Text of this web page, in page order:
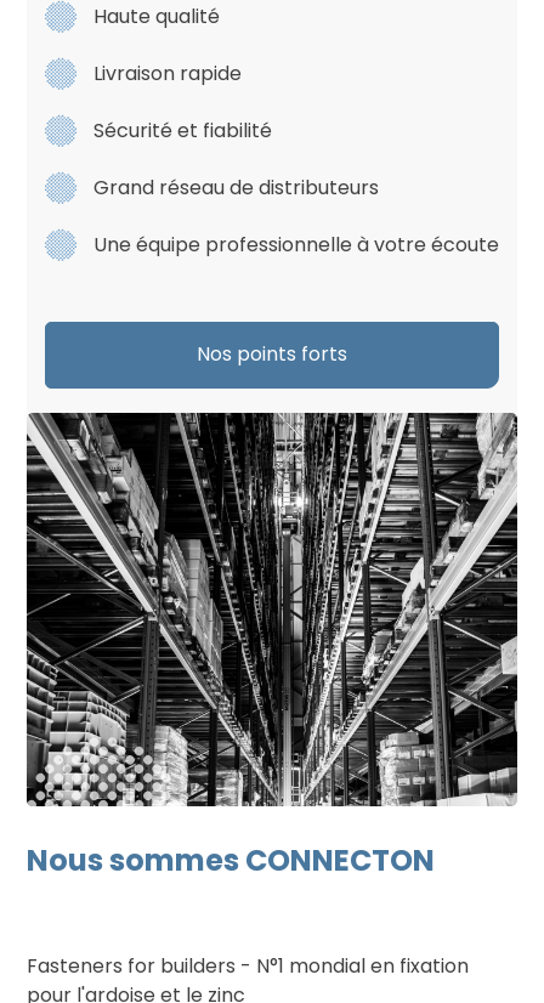
Haute qualité
Livraison rapide
Sécurité et fiabilité
Grand réseau de distributeurs
Une équipe professionnelle à votre écoute
Nos points forts
Nous sommes CONNECTON
Fasteners for builders - N°1 mondial en fixation
pour l'ardoise et le zinc